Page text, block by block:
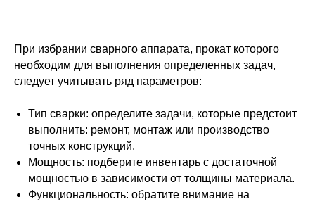
При избрании сварного аппарата, прокат которого
необходим для выполнения определенных задач,
следует учитывать ряд параметров:
Тип сварки: определите задачи, которые предстоит
выполнить: ремонт, монтаж или производство
точных конструкций.
Мощность: подберите инвентарь с достаточной
мощностью в зависимости от толщины материала.
Функциональность: обратите внимание на